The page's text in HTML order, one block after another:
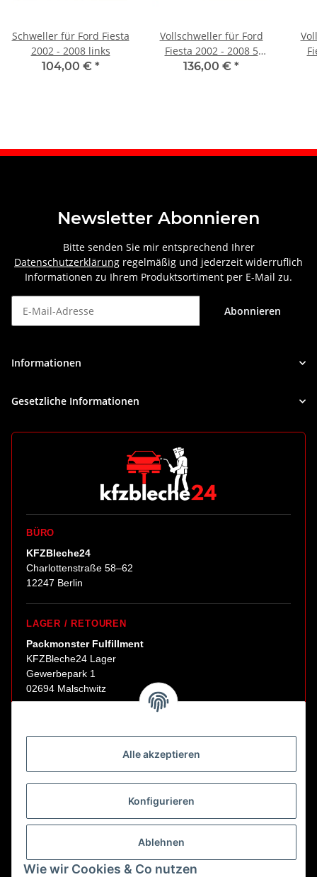
Alle akzeptieren
Konfigurieren
Ablehnen
Wie wir Cookies & Co nutzen
Schweller für Ford Fiesta
2002 - 2008 links
104,00 € *
Vollschweller für Ford
Fiesta 2002 - 2008 5
Türer rechts
136,00 € *
Newsletter Abonnieren
Bitte senden Sie mir entsprechend Ihrer
Datenschutzerklärung regelmäßig und jederzeit widerruflich
Informationen zu Ihrem Produktsortiment per E-Mail zu.
Abonnieren
Informationen
Gesetzliche Informationen
BÜRO
KFZBleche24
Charlottenstraße 58–62
12247 Berlin
LAGER / RETOUREN
Packmonster Fulfillment
KFZBleche24 Lager
Gewerbepark 1
02694 Malschwitz
Abholungen nur nach Terminvereinbarung.
E-Mail:sales@kfzbleche24.de
Vertrag widerrufen
* Alle Preise inkl. gesetzlicher USt., zzgl.Versand